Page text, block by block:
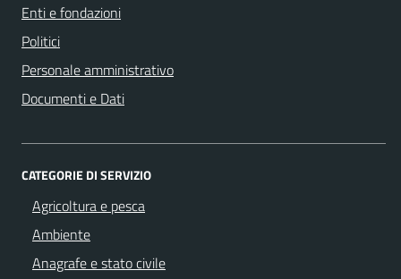
Enti e fondazioni
Politici
Personale amministrativo
Documenti e Dati
CATEGORIE DI SERVIZIO
Agricoltura e pesca
Ambiente
Anagrafe e stato civile